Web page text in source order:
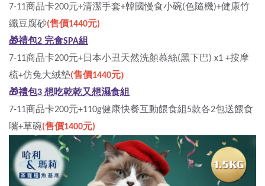
7-11商品卡200元+清潔手套+韓國慢食小碗(色隨機)+健康竹
纖豆腐砂(售價1440元)
🎁禮包2 完食SPA組
7-11商品卡200元+日本小丑天然洗顏慕絲(黑下巴) x1 +按摩
梳+仿兔大絨墊(售價1440元)
🎁禮包3 想吃乾乾又想濕食組
7-11商品卡200元+110g健康快餐互動餵食組 5款各2包送餵食
嘴+草碗(售價1400元)